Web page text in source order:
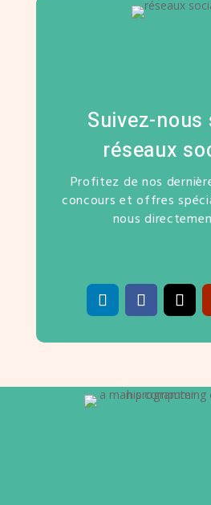
Suivez-nous
réseaux
Profitez de nos
concours et offres
nous